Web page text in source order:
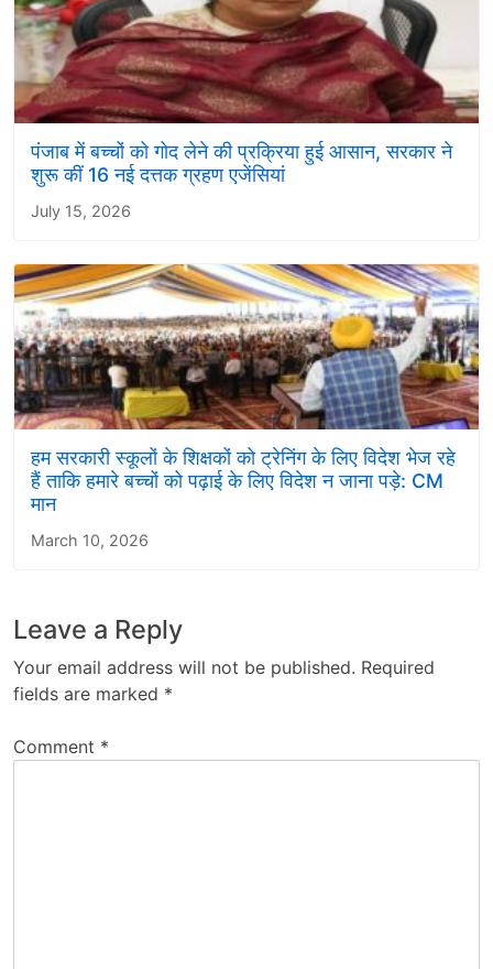
पंजाब में बच्चों को गोद लेने की प्रक्रिया हुई आसान, सरकार ने
शुरू कीं 16 नई दत्तक ग्रहण एजेंसियां
July 15, 2026
हम सरकारी स्कूलों के शिक्षकों को ट्रेनिंग के लिए विदेश भेज रहे
हैं ताकि हमारे बच्चों को पढ़ाई के लिए विदेश न जाना पड़े: CM
मान
March 10, 2026
Leave a Reply
Your email address will not be published. Required
fields are marked *
Comment *